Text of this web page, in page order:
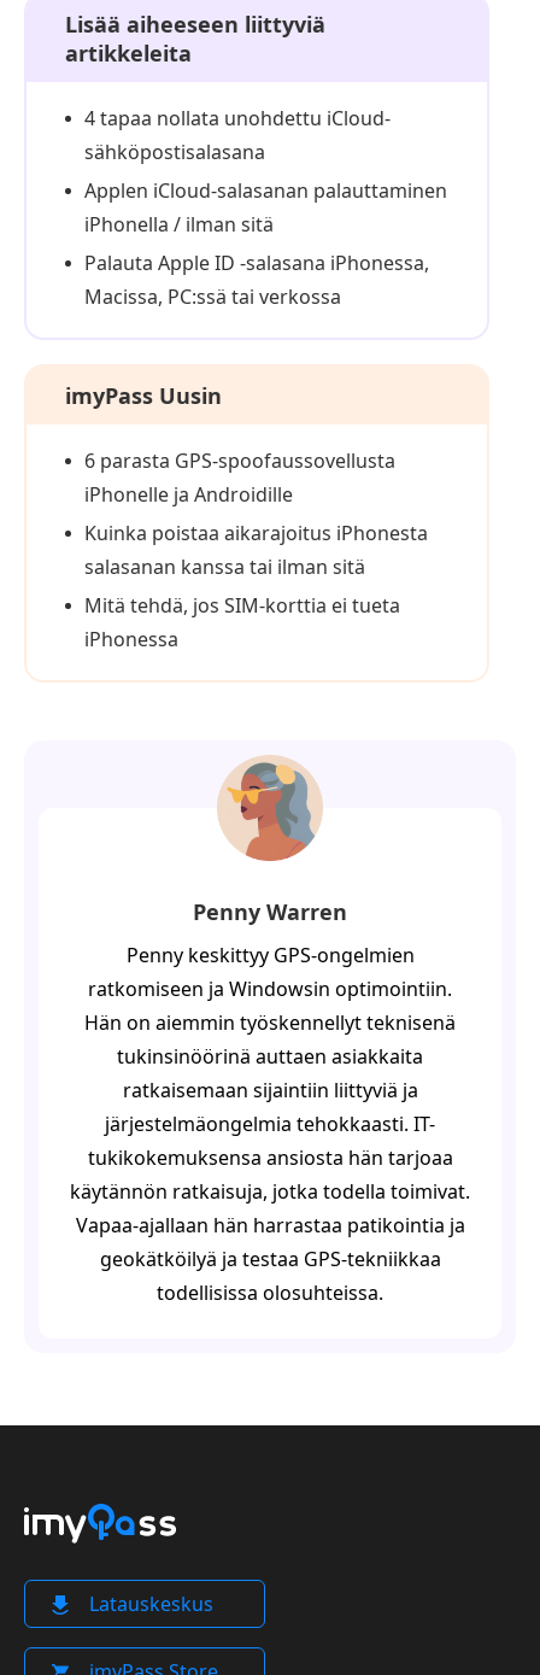
Lisää aiheeseen liittyviä
artikkeleita
4 tapaa nollata unohdettu iCloud-
sähköpostisalasana
Applen iCloud-salasanan palauttaminen
iPhonella / ilman sitä
Palauta Apple ID -salasana iPhonessa,
Macissa, PC:ssä tai verkossa
imyPass Uusin
6 parasta GPS-spoofaus­sovellusta
iPhonelle ja Androidille
Kuinka poistaa aikarajoitus iPhonesta
salasanan kanssa tai ilman sitä
Mitä tehdä, jos SIM-korttia ei tueta
iPhonessa
Penny Warren
Penny keskittyy GPS-ongelmien
ratkomiseen ja Windowsin optimointiin.
Hän on aiemmin työskennellyt teknisenä
tukinsinöörinä auttaen asiakkaita
ratkaisemaan sijaintiin liittyviä ja
järjestelmäongelmia tehokkaasti. IT-
tukikokemuksensa ansiosta hän tarjoaa
käytännön ratkaisuja, jotka todella toimivat.
Vapaa-ajallaan hän harrastaa patikointia ja
geokätköilyä ja testaa GPS-tekniikkaa
todellisissa olosuhteissa.
Latauskeskus